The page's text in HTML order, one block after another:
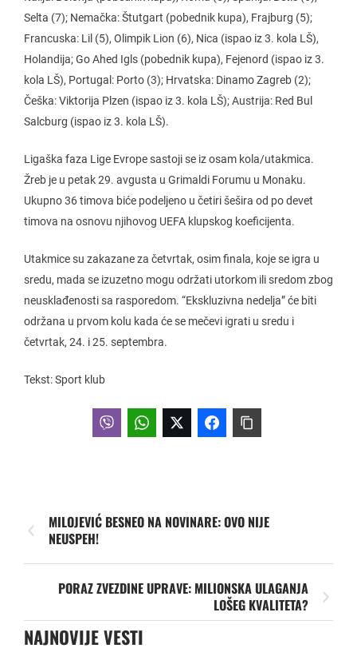
Selta (7); Nemačka: Štutgart (pobednik kupa), Frajburg (5);
Francuska: Lil (5), Olimpik Lion (6), Nica (ispao iz 3. kola LŠ),
Holandija; Go Ahed Igls (pobednik kupa), Fejenord (ispao iz 3.
kola LŠ), Portugal: Porto (3); Hrvatska: Dinamo Zagreb (2);
Češka: Viktorija Plzen (ispao iz 3. kola LŠ); Austrija: Red Bul
Salcburg (ispao iz 3. kola LŠ).
Ligaška faza Lige Evrope sastoji se iz osam kola/utakmica.
Žreb je u petak 29. avgusta u Grimaldi Forumu u Monaku.
Ukupno 36 timova biće podeljeno u četiri šešira od po devet
timova na osnovu njihovog UEFA klupskog koeficijenta.
Utakmice su zakazane za četvrtak, osim finala, koje se igra u
sredu, mada se izuzetno mogu održati utorkom ili sredom zbog
neusklađenosti sa rasporedom. “Ekskluzivna nedelja” će biti
održana u prvom kolu kada će se mečevi igrati u sredu i
četvrtak, 24. i 25. septembra.
Tekst: Sport klub
MILOJEVIĆ BESNEO NA NOVINARE: OVO NIJE
NEUSPEH!
PORAZ ZVEZDINE UPRAVE: MILIONSKA ULAGANJA
LOŠEG KVALITETA?
NAJNOVIJE VESTI